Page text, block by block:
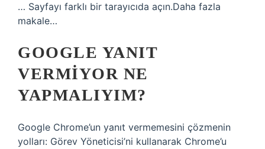
… Sayfayı farklı bir tarayıcıda açın.Daha fazla
makale…
GOOGLE YANIT
VERMIYOR NE
YAPMALIYIM?
Google Chrome’un yanıt vermemesini çözmenin
yolları: Görev Yöneticisi’ni kullanarak Chrome’u